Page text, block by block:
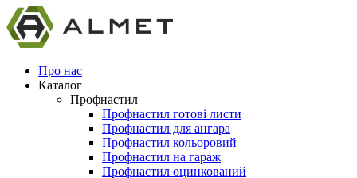
Про нас
Каталог
Профнастил
Профнастил готові листи
Профнастил для ангара
Профнастил кольоровий
Профнастил на гараж
Профнастил оцинкований